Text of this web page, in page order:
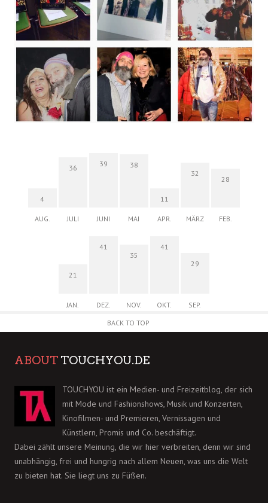
4
AUG.
36
JULI
39
JUNI
38
MAI
11
APR.
32
MÄRZ
28
FEB.
21
JAN.
41
DEZ.
35
NOV.
41
OKT.
29
SEP.
BACK TO TOP
ABOUT TOUCHYOU.DE
TOUCHYOU ist ein Medien- und Freizeitblog, der sich
mit Mode und Fashionshows, Musik und Konzerten,
Kinofilmen- und Premieren, Vernissagen und
Künstlern, Promis und Co. beschäftigt.
Dabei zählt unsere Meinung, die wir hier verbreiten, denn wir sind
unabhängig, frei und hungrig nach allem Neuen, was uns die Welt
zu bieten hat. Sie liegt uns zu Füßen.